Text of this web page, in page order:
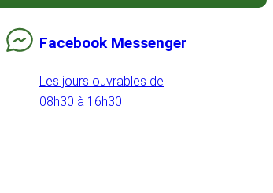
Facebook Messenger
Les jours ouvrables de
08h30 à 16h30